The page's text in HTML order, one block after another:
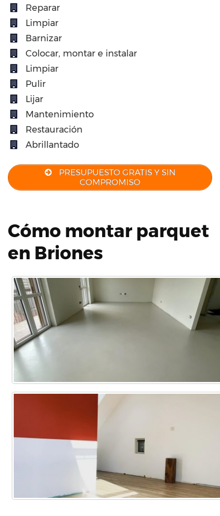
Reparar
Limpiar
Barnizar
Colocar, montar e instalar
Limpiar
Pulir
Lijar
Mantenimiento
Restauración
Abrillantado
PRESUPUESTO GRATIS Y SIN
COMPROMISO
Cómo montar parquet
en Briones